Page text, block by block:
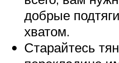
добрые
хватом.
Старайтесь